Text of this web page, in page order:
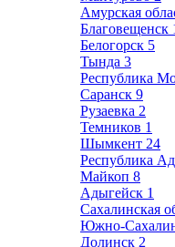
Амурская
Благовещенск
Белогорск 5
Тында 3
Республика
Саранск 9
Рузаевка 2
Темников 1
Шымкент 24
Республика
Майкоп 8
Адыгейск 1
Сахалинская
Южно-
Долинск 2